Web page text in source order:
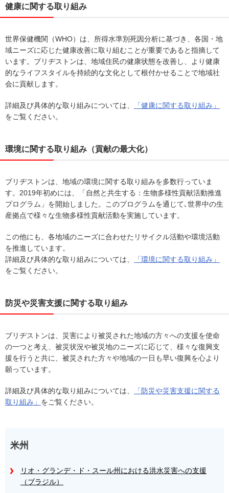
健康に関する取り組み
世界保健機関（WHO）は、所得水準別死因分析に基づき、各国・地
域ニーズに応じた健康改善に取り組むことが重要であると指摘して
います。ブリヂストンは、地域住民の健康状態を改善し、より健康
的なライフスタイルを持続的な文化として根付かせることで地域社
会に貢献します。
詳細及び具体的な取り組みについては、
「健康に関する取り組み」
をご覧ください。
環境に関する取り組み（貢献の最大化）
ブリヂストンは、地域の環境に関する取り組みを多数行っていま
す。2019年初めには、「自然と共生する：生物多様性貢献活動推進
プログラム」を開始しました。このプログラムを通じて､世界中の生
産拠点で様々な生物多様性貢献活動を実施しています。
この他にも、各地域のニーズに合わせたリサイクル活動や環境活動
を推進しています。
詳細及び具体的な取り組みについては、
「環境に関する取り組み」
をご覧ください。
防災や災害支援に関する取り組み
ブリヂストンは、災害により被災された地域の方々への支援を使命
の一つと考え、被災状況や被災地のニーズに応じて、様々な復興支
援を行うと共に、被災された方々や地域の一日も早い復興を心より
願っています。
詳細及び具体的な取り組みについては、
「防災や災害支援に関する
取り組み」 をご覧ください。
米州
リオ・グランデ・ド・スール州における洪水災害への支援
（ブラジル）